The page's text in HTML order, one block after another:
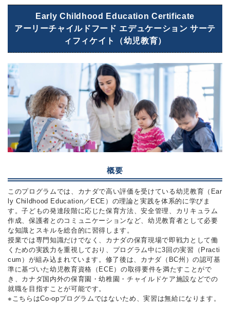
Early Childhood Education Certificate
アーリーチャイルドフード エデュケーション サーテ
ィフィケイト（幼児教育）
概要
このプログラムでは、カナダで高い評価を受けている幼児教育（Ear
ly Childhood Education／ECE）の理論と実践を体系的に学びま
す。子どもの発達段階に応じた保育方法、安全管理、カリキュラム
作成、保護者とのコミュニケーションなど、幼児教育者として必要
な知識とスキルを総合的に習得します。
授業では専門知識だけでなく、カナダの保育現場で即戦力として働
くための実践力を重視しており、プログラム中に3回の実習（Practi
cum）が組み込まれています。修了後は、カナダ（BC州）の認可基
準に基づいた幼児教育資格（ECE）の取得要件を満たすことがで
き、カナダ国内外の保育園・幼稚園・チャイルドケア施設などでの
就職を目指すことが可能です。
※こちらはCo-opプログラムではないため、実習は無給になります。